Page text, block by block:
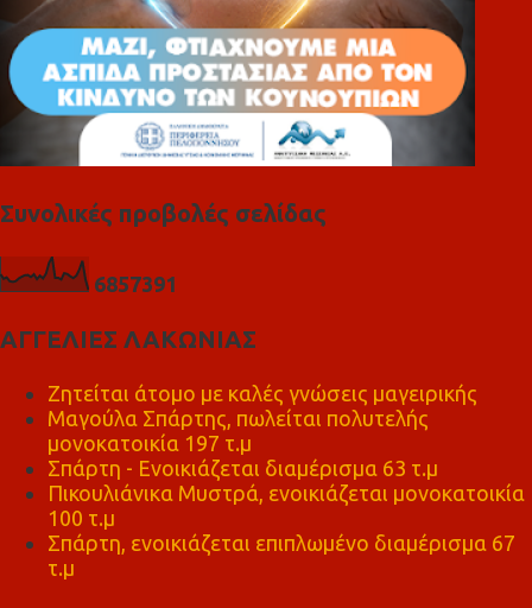
Συνολικές προβολές σελίδας
6857391
ΑΓΓΕΛΙΕΣ ΛΑΚΩΝΙΑΣ
Ζητείται άτομο με καλές γνώσεις μαγειρικής
Μαγούλα Σπάρτης, πωλείται πολυτελής
μονοκατοικία 197 τ.μ
Σπάρτη - Ενοικιάζεται διαμέρισμα 63 τ.μ
Πικουλιάνικα Μυστρά, ενοικιάζεται μονοκατοικία
100 τ.μ
Σπάρτη, ενοικιάζεται επιπλωμένο διαμέρισμα 67
τ.μ